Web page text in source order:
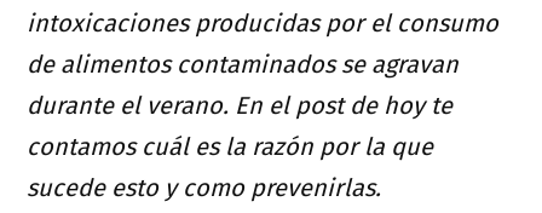
intoxicaciones producidas por el consumo
de alimentos contaminados se agravan
durante el verano. En el post de hoy te
contamos cuál es la razón por la que
sucede esto y como prevenirlas.